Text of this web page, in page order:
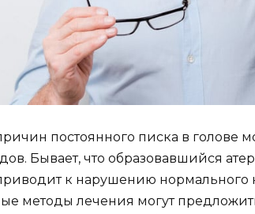
постоянного писка в голове
Бывает, что образовавшийся
к нарушению
методы лечения могут